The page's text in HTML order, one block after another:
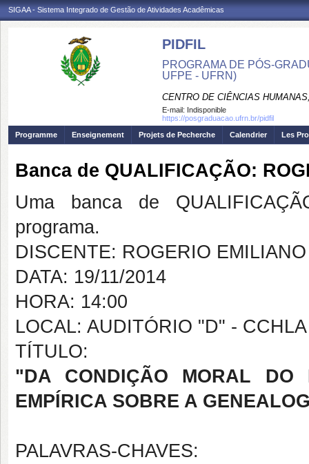
SIGAA - Sistema Integrado de Gestão de Atividades Acadêmicas
PIDFIL
PROGRAMA DE PÓS-
UFPE - UFRN)
CENTRO DE CIÊNCIAS
E-mail: Indisponible
https://posgraduacao.ufrn.br/pidfil
Programme
Enseignement Projets de Pecherche Calendrier Les
Banca de QUALIFICAÇÃO:
Uma banca de
programa.
DISCENTE: ROGERIO
DATA: 19/11/2014
HORA: 14:00
LOCAL: AUDITÓRIO "D" - CCHLA
TÍTULO:
"DA CONDIÇÃO MORAL DO
EMPÍRICA SOBRE A
PALAVRAS-CHAVES: